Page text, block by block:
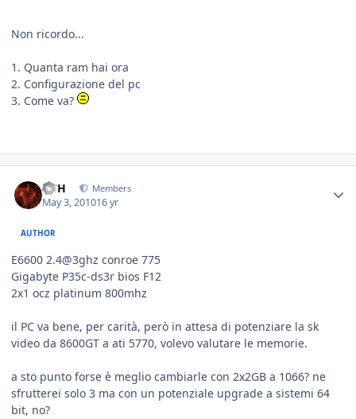
Non ricordo...
1. Quanta ram hai ora
2. Configurazione del pc
3. Come va?
HSH Members
May 3, 201016 yr
AUTHOR
E6600 2.4@3ghz conroe 775
Gigabyte P35c-ds3r bios F12
2x1 ocz platinum 800mhz
il PC va bene, per carità, però in attesa di potenziare la sk
video da 8600GT a ati 5770, volevo valutare le memorie.
a sto punto forse è meglio cambiarle con 2x2GB a 1066? ne
sfrutterei solo 3 ma con un potenziale upgrade a sistemi 64
bit, no?